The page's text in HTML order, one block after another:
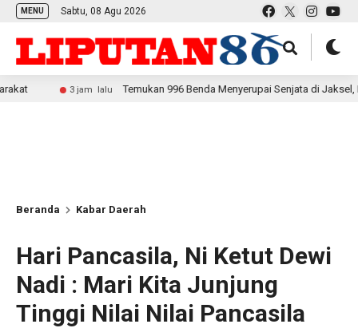
MENU Sabtu, 08 Agu 2026
3 jam lalu Temukan 996 Benda Menyerupai Senjata di Jaksel, Polda
Beranda Kabar Daerah
Hari Pancasila, Ni Ketut Dewi
Nadi : Mari Kita Junjung
Tinggi Nilai Nilai Pancasila